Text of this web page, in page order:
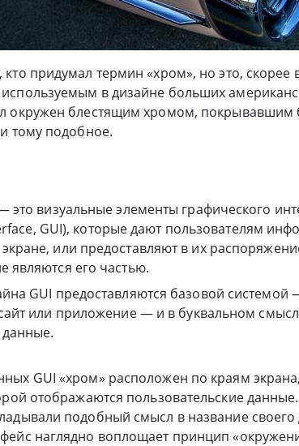
придумал термин «хром», но это, скорее
в дизайне больших
окружен блестящим хромом, покрывавшим
тому подобное.
это визуальные элементы графического
GUI), которые дают пользователям
или предоставляют в их
его частью.
GUI предоставляются базовой
или приложение — и в буквальном
данные.
GUI «хром» расположен по краям
отображаются пользовательские
подобный смысл в название своего
наглядно воплощает принцип